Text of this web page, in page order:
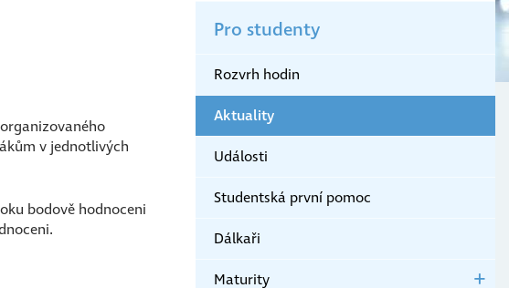
organizovaného
v jednotlivých
bodově hodnoceni
škole
Pro studenty
Rozvrh hodin
Aktuality
Události
Studentská první pomoc
Dálkaři
Maturity